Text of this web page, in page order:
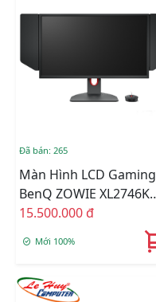
Đã bán: 265
Màn Hình LCD Gaming
BenQ ZOWIE XL2746K
27inch FullHD 240Hz TN
15.500.000 đ
Mới 100%